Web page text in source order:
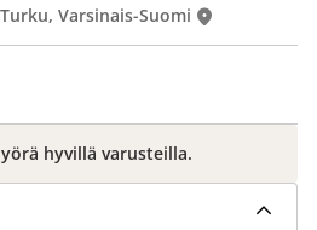
Turku, Varsinais-Suomi
hyvillä varusteilla.